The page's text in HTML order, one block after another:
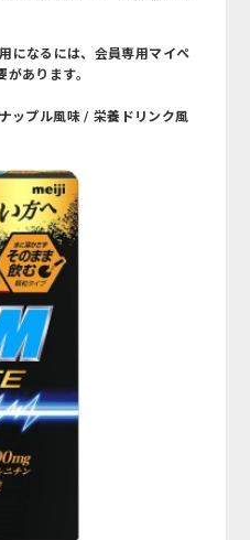
になるには、会員専用マイペ
あります。
ップル風味 / 栄養ドリンク風